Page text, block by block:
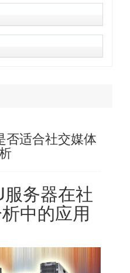
否适合社交媒体
务器在社
中的应用